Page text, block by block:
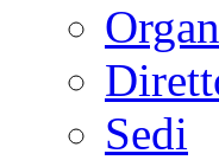
Sedi